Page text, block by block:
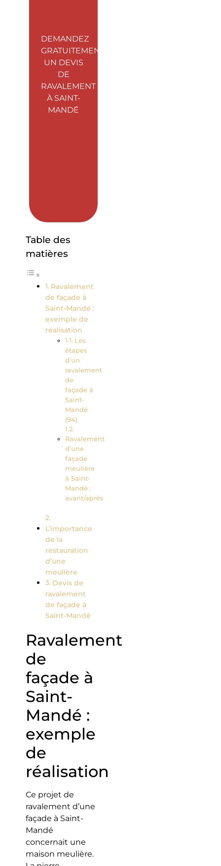
DEMANDEZ
GRATUITEMENT
UN DEVIS
DE
RAVALEMENT
À SAINT-
MANDÉ
Table des
matières
Ravalement
de façade à
Saint-Mandé :
exemple de
réalisation
Les
étapes
d’un
ravalement
de
façade à
Saint-
Mandé
(94)
Ravalement
d’une
façade
meulière
à Saint-
Mandé :
avant/après
L’importance
de la
restauration
d’une
meulière
Devis de
ravalement
de façade à
Saint-Mandé
Ravalement
de
façade à
Saint-
Mandé :
exemple
de
réalisation
Ce projet de
ravalement d’une
façade à Saint-
Mandé
concernait une
maison meulière.